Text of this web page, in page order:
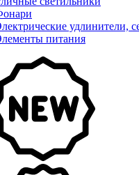
удлинители,
питания